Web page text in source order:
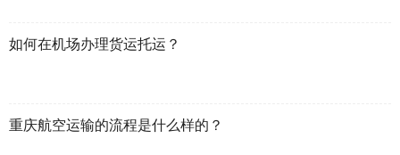
如何在机场办理货运托运？
重庆航空运输的流程是什么样的？